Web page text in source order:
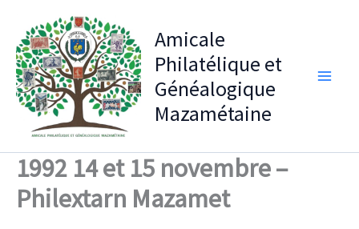
contenu
Amicale
Philatélique et
Généalogique
Mazamétaine
1992 14 et 15 novembre –
Philextarn Mazamet